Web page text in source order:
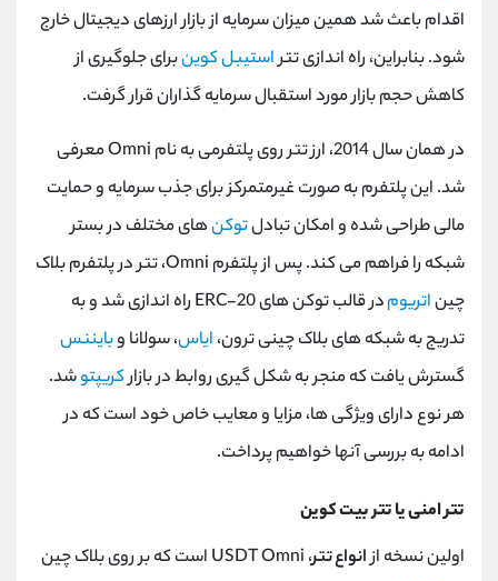
اقدام باعث شد همین میزان سرمایه از بازار ارزهای دیجیتال خارج
شود. بنابراین، راه اندازی تتراستیبل کوینبرای جلوگیری از
کاهش حجم بازار مورد استقبال سرمایه گذاران قرار گرفت.
در همان سال 2014، ارز تتر روی پلتفرمی به نام
Omniمعرفی
شد. این پلتفرم به صورت غیرمتمرکز برای جذب سرمایه و حمایت
مالی طراحی شده و امکان تبادلتوکنهای مختلف در بستر
شبکه را فراهم می کند. پس از پلتفرم Omni، تتر در پلتفرم بلاک
چیناتریومدر قالب توکن هایERC-20 راه اندازی شد و به
تدریج به شبکه های بلاک چینی ترون، ایاس، سولانا وبایننس
گسترش یافت که منجر به شکل گیری روابط در بازارکریپتوشد.
هر نوع دارای ویژگی ها، مزایا و معایب خاص خود است که در
ادامه به بررسی آنها خواهیم پرداخت.
تتر امنی یا تتر بیت کوین
اولین نسخه ازانواع تتر، USDT Omni است که بر روی بلاک چین